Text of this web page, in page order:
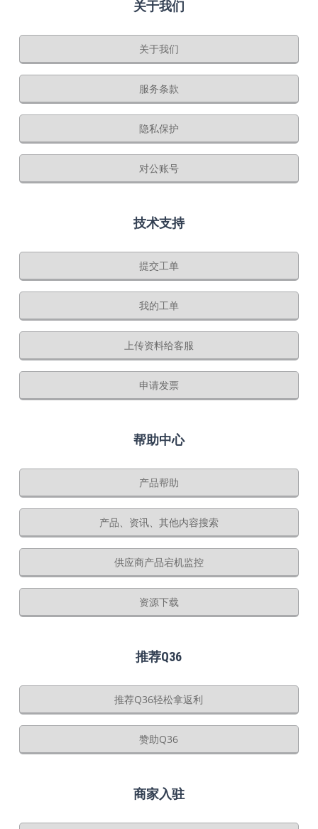
关于我们
关于我们
服务条款
隐私保护
对公账号
技术支持
提交工单
我的工单
上传资料给客服
申请发票
帮助中心
产品帮助
产品、资讯、其他内容搜索
供应商产品宕机监控
资源下载
推荐Q36
推荐Q36轻松拿返利
赞助Q36
商家入驻